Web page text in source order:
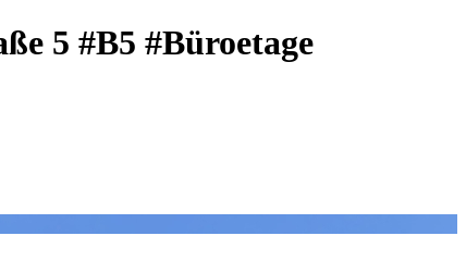
5 #B5 #Büroetage